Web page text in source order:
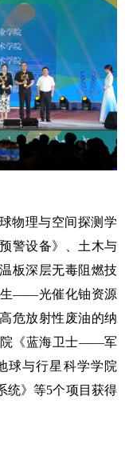
物理与空间探测学
警设备》、土木与
板深层无毒阻燃技
生——光催化铀资源
危放射性废油的纳
院《蓝海卫士——军
球与行星科学学院
统》等5个项目获得